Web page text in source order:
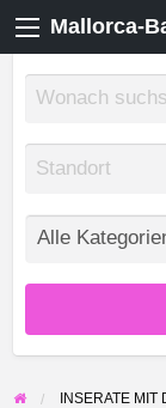
Mallorca-
INSERATE MIT